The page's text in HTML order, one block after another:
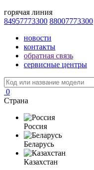
горячая линия
84957773300 88007773300
новости
контакты
обратная связь
сервисные центры
0
Страна
Россия
Беларусь
Казахстан